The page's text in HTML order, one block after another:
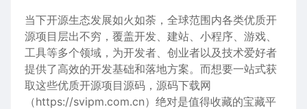
当下开源生态发展如火如荼，全球范围内各类优质开
源项目层出不穷，覆盖开发、建站、小程序、游戏、
工具等多个领域，为开发者、创业者以及技术爱好者
提供了高效的开发基础和落地方案。而想要一站式获
取这些优质开源项目源码，源码下载网
（https://svipm.com.cn）绝对是值得收藏的宝藏平